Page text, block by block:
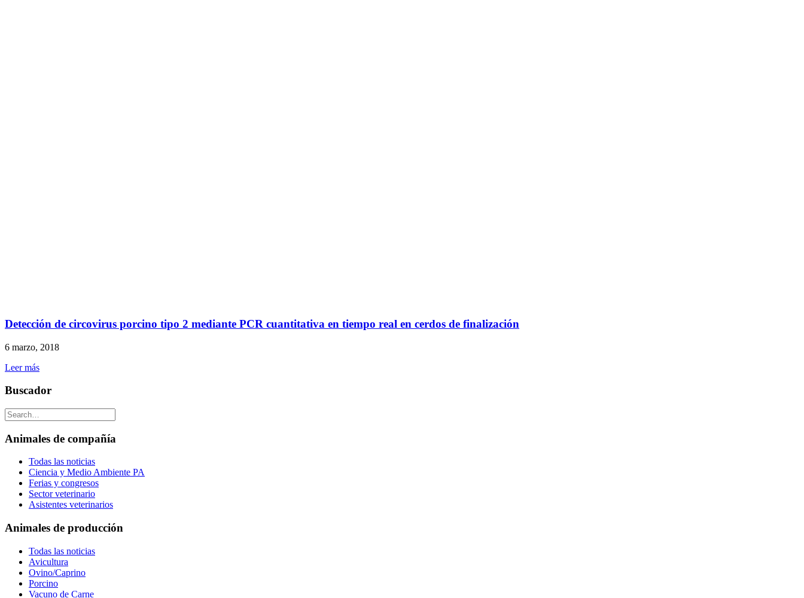
Detección de circovirus porcino tipo 2 mediante PCR cuantitativa en tiempo real en cerdos de finalización
6 marzo, 2018
Leer más
Buscador
Animales de compañía
Todas las noticias
Ciencia y Medio Ambiente PA
Ferias y congresos
Sector veterinario
Asistentes veterinarios
Animales de producción
Todas las noticias
Avicultura
Ovino/Caprino
Porcino
Vacuno de Carne